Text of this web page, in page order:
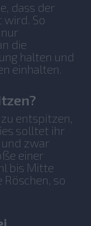
dass der
wird. So
die
halten und
einhalten.
entspitzen,
solltet ihr
zwar
einer
bis Mitte
so